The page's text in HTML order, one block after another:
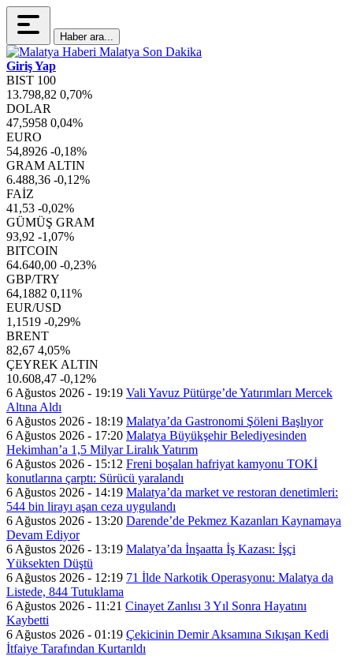
Haber ara...
Giriş Yap
BIST 100
13.798,82 0,70%
DOLAR
47,5958 0,04%
EURO
54,8926 -0,18%
GRAM ALTIN
6.488,36 -0,12%
FAİZ
41,53 -0,02%
GÜMÜŞ GRAM
93,92 -1,07%
BITCOIN
64.640,00 -0,23%
GBP/TRY
64,1882 0,11%
EUR/USD
1,1519 -0,29%
BRENT
82,67 4,05%
ÇEYREK ALTIN
10.608,47 -0,12%
6 Ağustos 2026 - 19:19 Vali Yavuz Pütürge’de Yatırımları Mercek
Altına Aldı
6 Ağustos 2026 - 18:19 Malatya’da Gastronomi Şöleni Başlıyor
6 Ağustos 2026 - 17:20 Malatya Büyükşehir Belediyesinden
Hekimhan’a 1,5 Milyar Liralık Yatırım
6 Ağustos 2026 - 15:12 Freni boşalan hafriyat kamyonu TOKİ
konutlarına çarptı: Sürücü yaralandı
6 Ağustos 2026 - 14:19 Malatya’da market ve restoran denetimleri:
544 bin lirayı aşan ceza uygulandı
6 Ağustos 2026 - 13:20 Darende’de Pekmez Kazanları Kaynamaya
Devam Ediyor
6 Ağustos 2026 - 13:19 Malatya’da İnşaatta İş Kazası: İşçi
Yüksekten Düştü
6 Ağustos 2026 - 12:19 71 İlde Narkotik Operasyonu: Malatya da
Listede, 844 Tutuklama
6 Ağustos 2026 - 11:21 Cinayet Zanlısı 3 Yıl Sonra Hayatını
Kaybetti
6 Ağustos 2026 - 01:19 Çekicinin Demir Aksamına Sıkışan Kedi
İtfaiye Tarafından Kurtarıldı